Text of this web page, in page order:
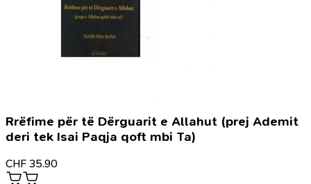
Rrëfime për të Dërguarit e Allahut (prej Ademit
deri tek Isai Paqja qoft mbi Ta)
CHF 35.90